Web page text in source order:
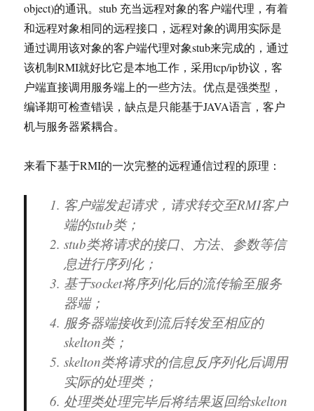
object)的通讯。stub 充当远程对象的客户端代理，有着
和远程对象相同的远程接口，远程对象的调用实际是
通过调用该对象的客户端代理对象stub来完成的，通过
该机制RMI就好比它是本地工作，采用tcp/ip协议，客
户端直接调用服务端上的一些方法。优点是强类型，
编译期可检查错误，缺点是只能基于JAVA语言，客户
机与服务器紧耦合。
来看下基于RMI的一次完整的远程通信过程的原理：
客户端发起请求，请求转交至RMI客户
端的stub类；
stub类将请求的接口、方法、参数等信
息进行序列化；
基于socket将序列化后的流传输至服务
器端；
服务器端接收到流后转发至相应的
skelton类；
skelton类将请求的信息反序列化后调用
实际的处理类；
处理类处理完毕后将结果返回给skelton